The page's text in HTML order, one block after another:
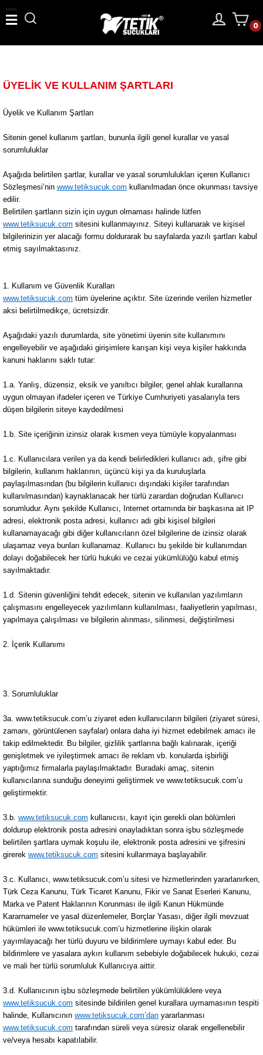
0
Menü
ÜYELİK VE KULLANIM ŞARTLARI
Üyelik ve Kullanım Şartları
Sitenin genel kullanım şartları, bununla ilgili genel kurallar ve yasal
sorumluluklar
Aşağıda belirtilen şartlar, kurallar ve yasal sorumlulukları içeren Kullanıcı
Sözleşmesi’nin www.tetiksucuk.com kullanılmadan önce okunması tavsiye
edilir.
Belirtilen şartların sizin için uygun olmaması halinde lütfen
www.tetiksucuk.com sitesini kullanmayınız. Siteyi kullanarak ve kişisel
bilgilerinizin yer alacağı formu doldurarak bu sayfalarda yazılı şartları kabul
etmiş sayılmaktasınız.
1. Kullanım ve Güvenlik Kuralları
www.tetiksucuk.com tüm üyelerine açıktır. Site üzerinde verilen hizmetler
aksi belirtilmedikçe, ücretsizdir.
Aşağıdaki yazılı durumlarda, site yönetimi üyenin site kullanımını
engelleyebilir ve aşağıdaki girişimlere karışan kişi veya kişiler hakkında
kanuni haklarını saklı tutar:
1.a. Yanlış, düzensiz, eksik ve yanıltıcı bilgiler, genel ahlak kurallarına
uygun olmayan ifadeler içeren ve Türkiye Cumhuriyeti yasalarıyla ters
düşen bilgilerin siteye kaydedilmesi
1.b. Site içeriğinin izinsiz olarak kısmen veya tümüyle kopyalanması
1.c. Kullanıcılara verilen ya da kendi belirledikleri kullanıcı adı, şifre gibi
bilgilerin, kullanım haklarının, üçüncü kişi ya da kuruluşlarla
paylaşılmasından (bu bilgilerin kullanıcı dışındaki kişiler tarafından
kullanılmasından) kaynaklanacak her türlü zarardan doğrudan Kullanıcı
sorumludur. Aynı şekilde Kullanıcı, Internet ortamında bir başkasına ait IP
adresi, elektronik posta adresi, kullanıcı adı gibi kişisel bilgileri
kullanamayacağı gibi diğer kullanıcıların özel bilgilerine de izinsiz olarak
ulaşamaz veya bunları kullanamaz. Kullanıcı bu şekilde bir kullanımdan
dolayı doğabilecek her türlü hukuki ve cezai yükümlülüğü kabul etmiş
sayılmaktadır.
1.d. Sitenin güvenliğini tehdit edecek, sitenin ve kullanılan yazılımların
çalışmasını engelleyecek yazılımların kullanılması, faaliyetlerin yapılması,
yapılmaya çalışılması ve bilgilerin alınması, silinmesi, değiştirilmesi
2. İçerik Kullanımı
3. Sorumluluklar
3a. www.tetiksucuk.com’u ziyaret eden kullanıcıların bilgileri (ziyaret süresi,
zamanı, görüntülenen sayfalar) onlara daha iyi hizmet edebilmek amacı ile
takip edilmektedir. Bu bilgiler, gizlilik şartlarına bağlı kalınarak, içeriği
genişletmek ve iyileştirmek amacı ile reklam vb. konularda işbirliği
yaptığımız firmalarla paylaşılmaktadır. Buradaki amaç, sitenin
kullanıcılarına sunduğu deneyimi geliştirmek ve www.tetiksucuk.com’u
geliştirmektir.
3.b. www.tetiksucuk.com kullanıcısı, kayıt için gerekli olan bölümleri
doldurup elektronik posta adresini onayladıktan sonra işbu sözleşmede
belirtilen şartlara uymak koşulu ile, elektronik posta adresini ve şifresini
girerek www.tetiksucuk.com sitesini kullanmaya başlayabilir.
3.c. Kullanıcı, www.tetiksucuk.com’u sitesi ve hizmetlerinden yararlanırken,
Türk Ceza Kanunu, Türk Ticaret Kanunu, Fikir ve Sanat Eserleri Kanunu,
Marka ve Patent Haklarının Korunması ile ilgili Kanun Hükmünde
Kararnameler ve yasal düzenlemeler, Borçlar Yasası, diğer ilgili mevzuat
hükümleri ile www.tetiksucuk.com’u hizmetlerine ilişkin olarak
yayımlayacağı her türlü duyuru ve bildirimlere uymayı kabul eder. Bu
bildirimlere ve yasalara aykırı kullanım sebebiyle doğabilecek hukuki, cezai
ve mali her türlü sorumluluk Kullanıcıya aittir.
3.d. Kullanıcının işbu sözleşmede belirtilen yükümlülüklere veya
www.tetiksucuk.com sitesinde bildirilen genel kurallara uymamasının tespiti
halinde, Kullanıcının www.tetiksucuk.com’dan yararlanması
www.tetiksucuk.com tarafından süreli veya süresiz olarak engellenebilir
ve/veya hesabı kapatılabilir.